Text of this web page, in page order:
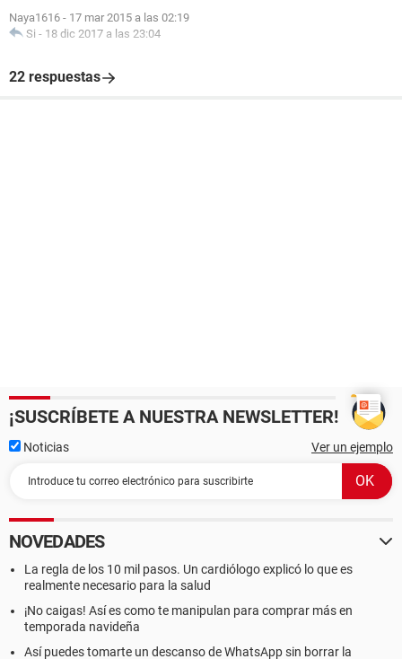
Naya1616 - 17 mar 2015 a las 02:19
Si - 18 dic 2017 a las 23:04
22 respuestas
¡SUSCRÍBETE A NUESTRA NEWSLETTER!
Noticias Ver un ejemplo
NOVEDADES
La regla de los 10 mil pasos. Un cardiólogo explicó lo que es
realmente necesario para la salud
¡No caigas! Así es como te manipulan para comprar más en
temporada navideña
Así puedes tomarte un descanso de WhatsApp sin borrar la